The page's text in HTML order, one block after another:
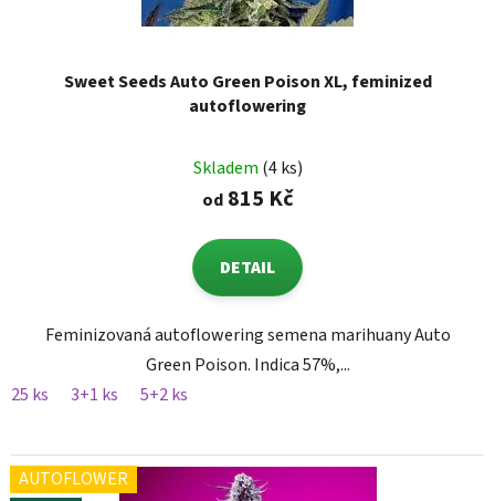
Sweet Seeds Auto Green Poison XL, feminized
autoflowering
Skladem (4 ks)
od815 Kč
DETAIL
Feminizovaná autoflowering semena marihuany Auto
Green Poison. Indica 57%,...
25 ks
3+1 ks 5+2 ks
AUTOFLOWER